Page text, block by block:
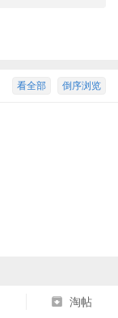
倒序浏览
看全部
淘帖